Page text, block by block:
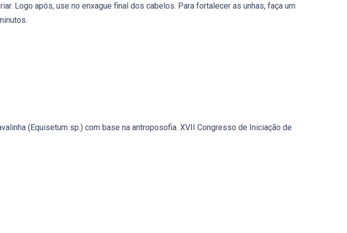
Logo após, use no enxague final dos cabelos. Para fortalecer as unhas, faça um
(Equisetum sp.) com base na antroposofia. XVII Congresso de Iniciação de